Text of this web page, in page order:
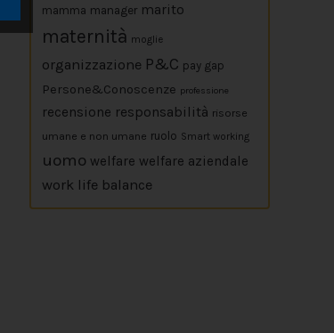
mamma manager marito
maternità moglie
organizzazione P&C pay gap
Persone&Conoscenze professione
recensione responsabilità risorse
umane e non umane ruolo Smart working
uomo welfare welfare aziendale
work life balance